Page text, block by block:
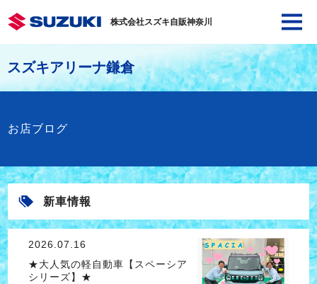
株式会社スズキ自販神奈川
スズキアリーナ鎌倉
お店ブログ
新車情報
2026.07.16
★大人気の軽自動車【スペーシア
シリーズ】★